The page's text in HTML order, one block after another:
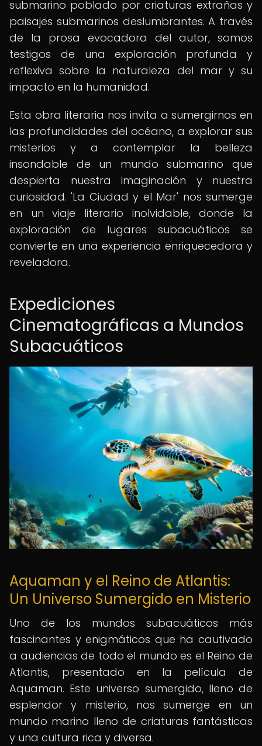
submarino poblado por criaturas extrañas y
paisajes submarinos deslumbrantes. A través
de la prosa evocadora del autor, somos
testigos de una exploración profunda y
reflexiva sobre la naturaleza del mar y su
impacto en la humanidad.
Esta obra literaria nos invita a sumergirnos en
las profundidades del océano, a explorar sus
misterios y a contemplar la belleza
insondable de un mundo submarino que
despierta nuestra imaginación y nuestra
curiosidad. 'La Ciudad y el Mar' nos sumerge
en un viaje literario inolvidable, donde la
exploración de lugares subacuáticos se
convierte en una experiencia enriquecedora y
reveladora.
Expediciones
Cinematográficas a Mundos
Subacuáticos
Aquaman y el Reino de Atlantis:
Un Universo Sumergido en Misterio
Uno de los mundos subacuáticos más
fascinantes y enigmáticos que ha cautivado
a audiencias de todo el mundo es el Reino de
Atlantis, presentado en la película de
Aquaman. Este universo sumergido, lleno de
esplendor y misterio, nos sumerge en un
mundo marino lleno de criaturas fantásticas
y una cultura rica y diversa.